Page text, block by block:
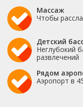
Массаж
Чтобы
Детский
Неглубокий
развлечений
Рядом
Аэропорт в